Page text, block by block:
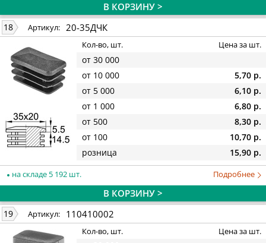
В КОРЗИНУ >
18 Артикул: 20-35ДЧК
Кол-во, шт. Цена за шт.
от 30 000
от 10 000
5,70 р.
от 5 000
6,10 р.
от 1 000
6,80 р.
от 500
8,30 р.
от 100
10,70 р.
розница
15,90 р.
на складе 5 192 шт. Подробнее
В КОРЗИНУ >
19 Артикул: 110410002
Кол-во, шт. Цена за шт.